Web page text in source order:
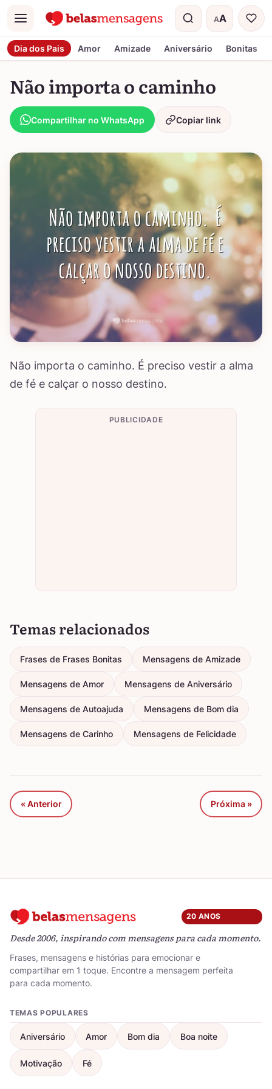
Menu AA
Tamanho do
Dia dos Pais Amor Amizade Aniversário Bonitas
Não importa o caminho
Compartilhar no WhatsApp Copiar link
Não importa o caminho. É preciso vestir a alma
de fé e calçar o nosso destino.
PUBLICIDADE
Temas relacionados
Frases de Frases Bonitas Mensagens de Amizade
Mensagens de Amor Mensagens de Aniversário
Mensagens de Autoajuda Mensagens de Bom dia
Mensagens de Carinho Mensagens de Felicidade
« Anterior Próxima »
20 ANOS
Desde 2006, inspirando com mensagens para cada momento.
Frases, mensagens e histórias para emocionar e
compartilhar em 1 toque. Encontre a mensagem perfeita
para cada momento.
TEMAS POPULARES
Aniversário Amor Bom dia Boa noite
Motivação Fé